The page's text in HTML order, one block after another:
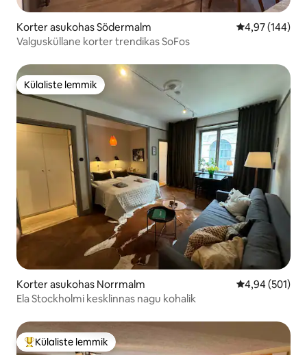
Korter asukohas Södermalm Keskmine
4,97 (144)
Valgusküllane korter trendikas SoFos
Külaliste lemmik
Külaliste lemmik
Korter asukohas Norrmalm Keskmine
4,94 (501)
Ela Stockholmi kesklinnas nagu kohalik
Külaliste suur lemmik
Külaliste lemmik